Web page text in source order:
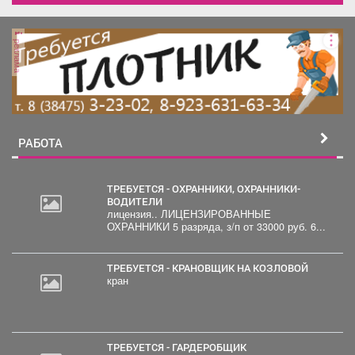
реклама
РАБОТА
ТРЕБУЕТСЯ - ОХРАННИКИ, ОХРАННИКИ-
ВОДИТЕЛИ
лицензия.. ЛИЦЕНЗИРОВАННЫЕ
ОХРАННИКИ 5 разряда, з/п от 33000 руб. 6...
ТРЕБУЕТСЯ - КРАНОВЩИК НА КОЗЛОВОЙ
кран
ТРЕБУЕТСЯ - ГАРДЕРОБЩИК